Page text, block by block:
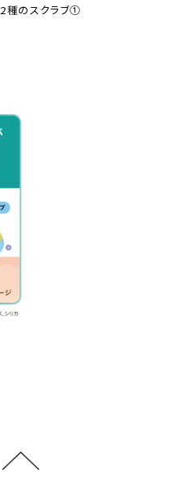
2種のスクラブ①